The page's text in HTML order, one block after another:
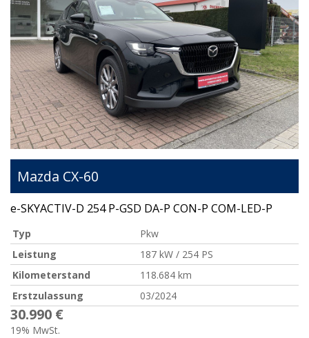
Mazda CX-60
e-SKYACTIV-D 254 P-GSD DA-P CON-P COM-LED-P
Typ
Pkw
Leistung
187 kW / 254 PS
Kilometerstand
118.684 km
Erstzulassung
03/2024
30.990 €
19% MwSt.